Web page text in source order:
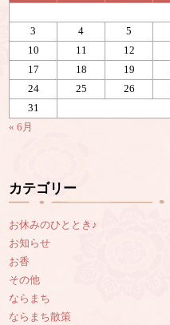
3
4 5
10
11 12
17
18 19
24
25 26
31
« 6月
カテゴリー
お休みのひととき♪
お知らせ
お香
その他
ならまち
ならまち散策